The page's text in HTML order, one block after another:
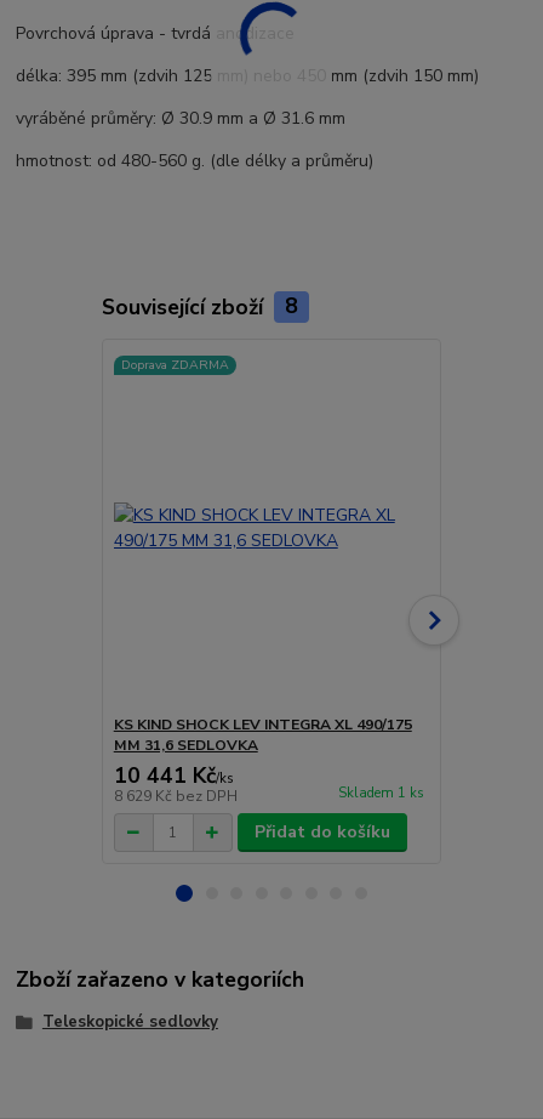
Povrchová úprava - tvrdá anodizace
délka: 395 mm (zdvih 125 mm) nebo 450 mm (zdvih 150 mm)
vyráběné průměry: Ø 30.9 mm a Ø 31.6 mm
hmotnost: od 480-560 g. (dle délky a průměru)
Související zboží 8
Doprava ZDARMA
KS KIND SHOCK LEV INTEGRA XL 490/175
MM 31,6 SEDLOVKA
10 441 Kč/ks
8 629 Kč bez DPH Skladem 1 ks
Přidat do košíku
Zboží zařazeno v kategoriích
Teleskopické sedlovky